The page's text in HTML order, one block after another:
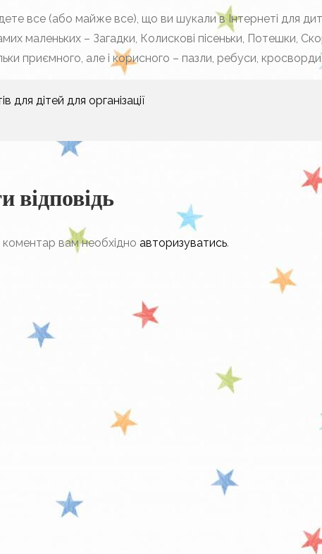
все (або майже все), що ви шукали в Інтернеті для
маленьких – Загадки, Колискові пісеньки, Потешки,
приємного, але і корисного – пазли, ребуси,
для дітей для організації
відповідь
вам необхідно авторизуватись.